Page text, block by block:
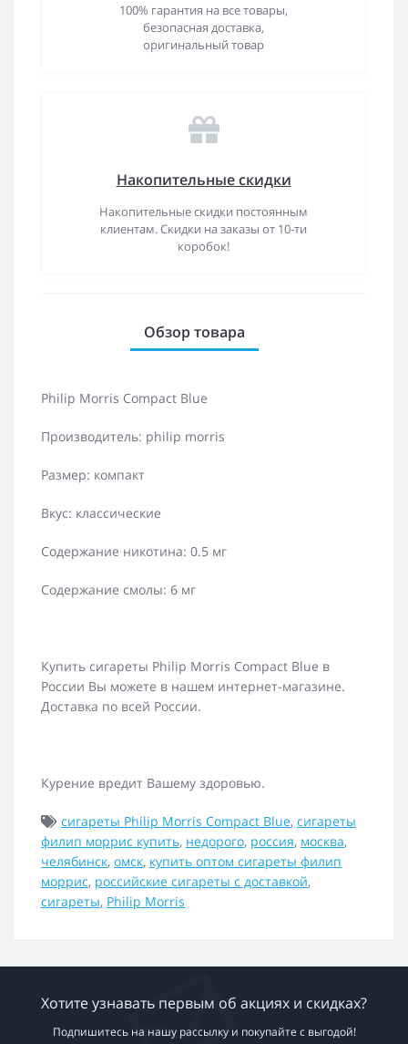
100% гарантия на все товары,
безопасная доставка,
оригинальный товар
Накопительные скидки
Накопительные скидки постоянным
клиентам. Скидки на заказы от 10-ти
коробок!
Обзор товара
Philip Morris Compact Blue
Производитель: philip morris
Размер: компакт
Вкус: классические
Содержание никотина: 0.5 мг
Содержание смолы: 6 мг
Купить сигареты Philip Morris Compact Blue в
России Вы можете в нашем интернет-магазине.
Доставка по всей России.
Курение вредит Вашему здоровью.
сигареты Philip Morris Compact Blue, сигареты
филип моррис купить, недорого, россия, москва,
челябинск, омск, купить оптом сигареты филип
моррис, российские сигареты с доставкой,
сигареты, Philip Morris
Хотите узнавать первым об акциях и скидках?
Подпишитесь на нашу рассылку и покупайте с выгодой!